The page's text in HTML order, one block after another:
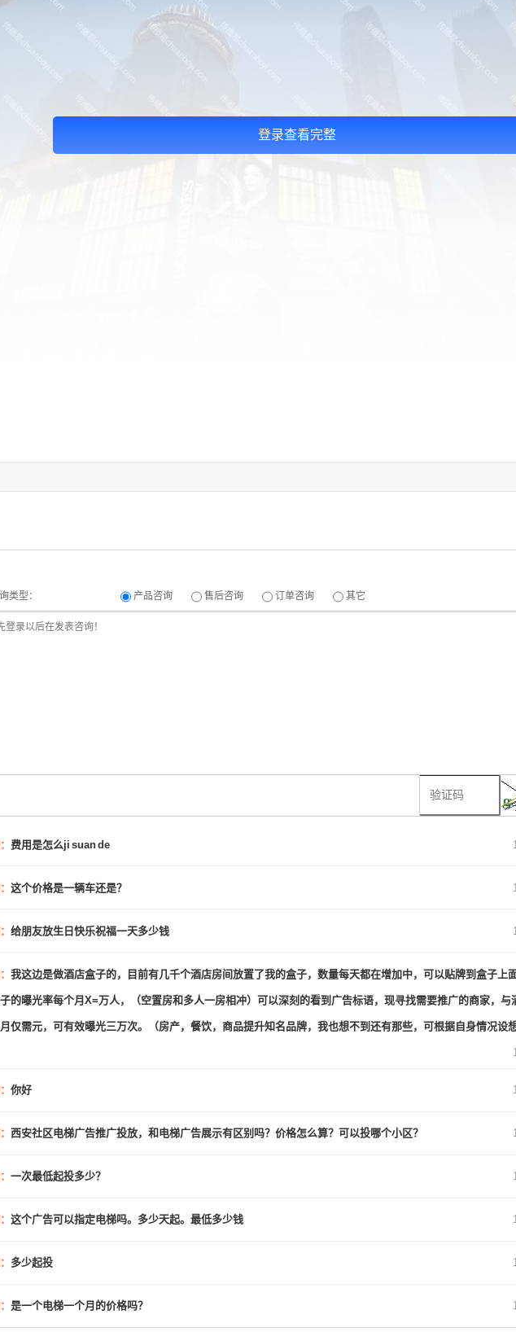
登录查看完整
类型： 产品咨询 售后咨询 订单咨询 其它
费用是怎么ji suan de
这个价格是一辆车还是？
给朋友放生日快乐祝福一天多少钱
我这边是做酒店盒子的，目前有几千个酒店房间放置了我的盒子，数量每天都在增加中，可以贴牌到盒子上
子的曝光率每个月X=万人，（空置房和多人一房相冲）可以深刻的看到广告标语，现寻找需要推广的商家，
仅需元，可有效曝光三万次。（房产，餐饮，商品提升知名品牌，我也想不到还有那些，可根据自身情况设
你好
西安社区电梯广告推广投放，和电梯广告展示有区别吗？价格怎么算？可以投哪个小区？
一次最低起投多少？
这个广告可以指定电梯吗。多少天起。最低多少钱
多少起投
是一个电梯一个月的价格吗？